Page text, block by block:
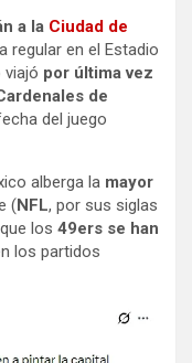
a la Ciudad de
regular en el Estadio
viajó por última vez
de
del juego
alberga la mayor
(NFL, por sus siglas
los 49ers se han
los partidos